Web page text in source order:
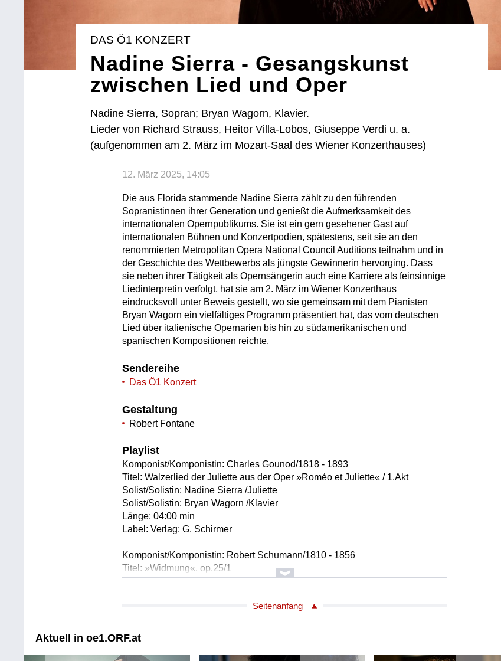
DAS Ö1 KONZERT
Nadine Sierra - Gesangskunst
zwischen Lied und Oper
Nadine Sierra, Sopran; Bryan Wagorn, Klavier.
Lieder von Richard Strauss, Heitor Villa-Lobos, Giuseppe Verdi u. a.
(aufgenommen am 2. März im Mozart-Saal des Wiener Konzerthauses)
12. März 2025, 14:05
Die aus Florida stammende Nadine Sierra zählt zu den führenden
Sopranistinnen ihrer Generation und genießt die Aufmerksamkeit des
internationalen Opernpublikums. Sie ist ein gern gesehener Gast auf
internationalen Bühnen und Konzertpodien, spätestens, seit sie an den
renommierten Metropolitan Opera National Council Auditions teilnahm und in
der Geschichte des Wettbewerbs als jüngste Gewinnerin hervorging. Dass
sie neben ihrer Tätigkeit als Opernsängerin auch eine Karriere als feinsinnige
Liedinterpretin verfolgt, hat sie am 2. März im Wiener Konzerthaus
eindrucksvoll unter Beweis gestellt, wo sie gemeinsam mit dem Pianisten
Bryan Wagorn ein vielfältiges Programm präsentiert hat, das vom deutschen
Lied über italienische Opernarien bis hin zu südamerikanischen und
spanischen Kompositionen reichte.
Sendereihe
Das Ö1 Konzert
Gestaltung
Robert Fontane
Playlist
Komponist/Komponistin: Charles Gounod/1818 - 1893
Titel: Walzerlied der Juliette aus der Oper »Roméo et Juliette« / 1.Akt
Solist/Solistin: Nadine Sierra /Juliette
Solist/Solistin: Bryan Wagorn /Klavier
Länge: 04:00 min
Label: Verlag: G. Schirmer
Komponist/Komponistin: Robert Schumann/1810 - 1856
Titel: »Widmung«, op.25/1
Solist/Solistin: Nadine Sierra /Sopran
Seitenanfang
Aktuell in oe1.ORF.at